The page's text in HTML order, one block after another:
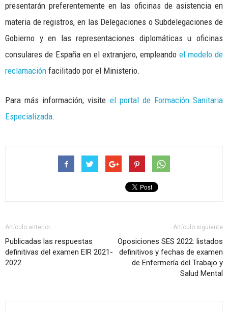
presentarán preferentemente en las oficinas de asistencia en
materia de registros, en las Delegaciones o Subdelegaciones de
Gobierno y en las representaciones diplomáticas u oficinas
consulares de España en el extranjero, empleando el modelo de
reclamación facilitado por el Ministerio.
Para más información, visite el portal de Formación Sanitaria
Especializada.
Artículo anterior
Publicadas las respuestas
definitivas del examen EIR 2021-
2022
Artículo siguiente
Oposiciones SES 2022: listados
definitivos y fechas de examen
de Enfermería del Trabajo y
Salud Mental